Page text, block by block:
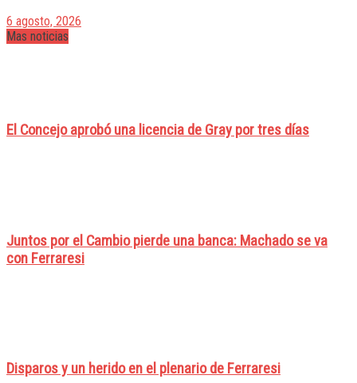
6 agosto, 2026
Mas noticias
El Concejo aprobó una licencia de Gray por tres días
Juntos por el Cambio pierde una banca: Machado se va
con Ferraresi
Disparos y un herido en el plenario de Ferraresi